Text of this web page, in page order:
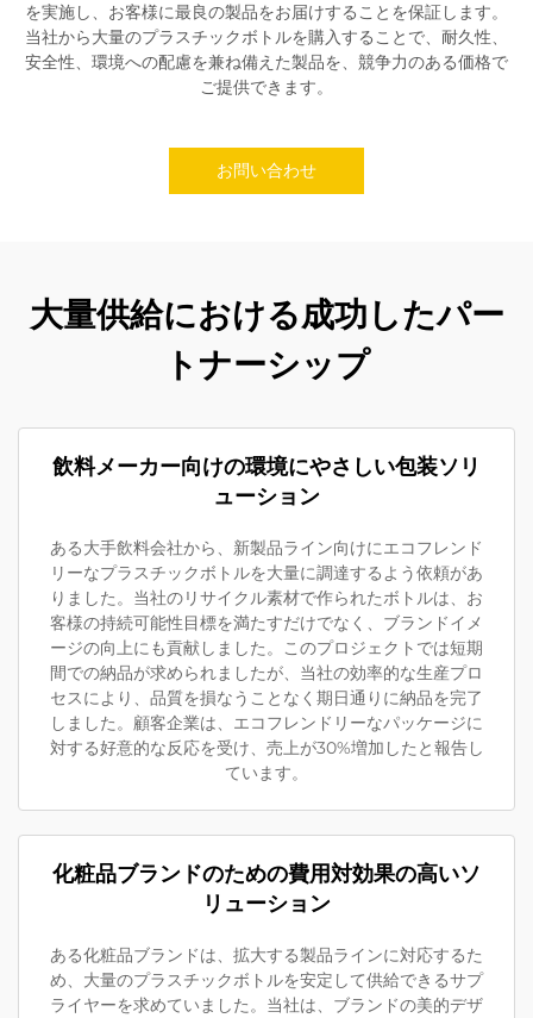
を実施し、お客様に最良の製品をお届けすることを保証します。
当社から大量のプラスチックボトルを購入することで、耐久性、
安全性、環境への配慮を兼ね備えた製品を、競争力のある価格で
ご提供できます。
お問い合わせ
大量供給における成功したパー
トナーシップ
飲料メーカー向けの環境にやさしい包装ソリ
ューション
ある大手飲料会社から、新製品ライン向けにエコフレンド
リーなプラスチックボトルを大量に調達するよう依頼があ
りました。当社のリサイクル素材で作られたボトルは、お
客様の持続可能性目標を満たすだけでなく、ブランドイメ
ージの向上にも貢献しました。このプロジェクトでは短期
間での納品が求められましたが、当社の効率的な生産プロ
セスにより、品質を損なうことなく期日通りに納品を完了
しました。顧客企業は、エコフレンドリーなパッケージに
対する好意的な反応を受け、売上が30%増加したと報告し
ています。
化粧品ブランドのための費用対効果の高いソ
リューション
ある化粧品ブランドは、拡大する製品ラインに対応するた
め、大量のプラスチックボトルを安定して供給できるサプ
ライヤーを求めていました。当社は、ブランドの美的デザ